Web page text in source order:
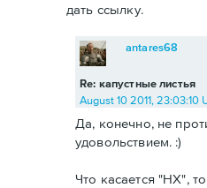
дать ссылку.
Re: капустные листья
antares68
August 10 2011, 23:03:10
Да, конечно, не
удовольствием. :)
Что касается "НХ",